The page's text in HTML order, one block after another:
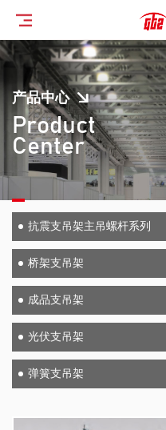
产品中心
Product
Center
抗震支吊架主吊螺杆系列
桥架支吊架
成品支吊架
光伏支吊架
弹簧支吊架